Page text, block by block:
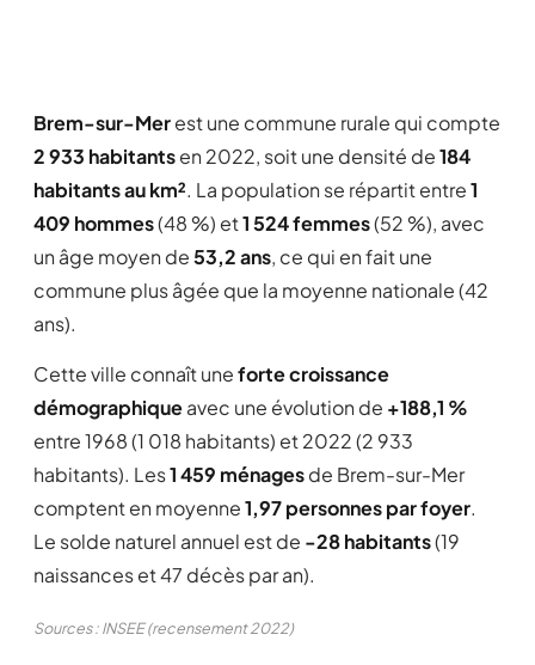
Brem-sur-Merest une commune rurale qui compte
2 933 habitantsen 2022, soit une densité de184
habitants au km². La population se répartit entre1
409 hommes(48 %) et1 524 femmes(52 %), avec
un âge moyen de53,2 ans, ce qui en fait une
commune plus âgée que la moyenne nationale (42
ans).
Cette ville connaît uneforte croissance
démographiqueavec une évolution de +188,1 %
entre 1968 (1 018 habitants) et 2022 (2 933
habitants). Les1 459 ménagesde Brem-sur-Mer
comptent en moyenne1,97 personnes par foyer.
Le solde naturel annuel est de -28 habitants(19
naissances et 47 décès par an).
Sources : INSEE (recensement 2022)